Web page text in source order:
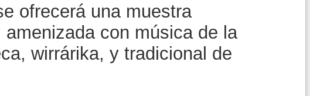
ofrecerá una muestra
amenizada con música de la
wirrárika, y tradicional de